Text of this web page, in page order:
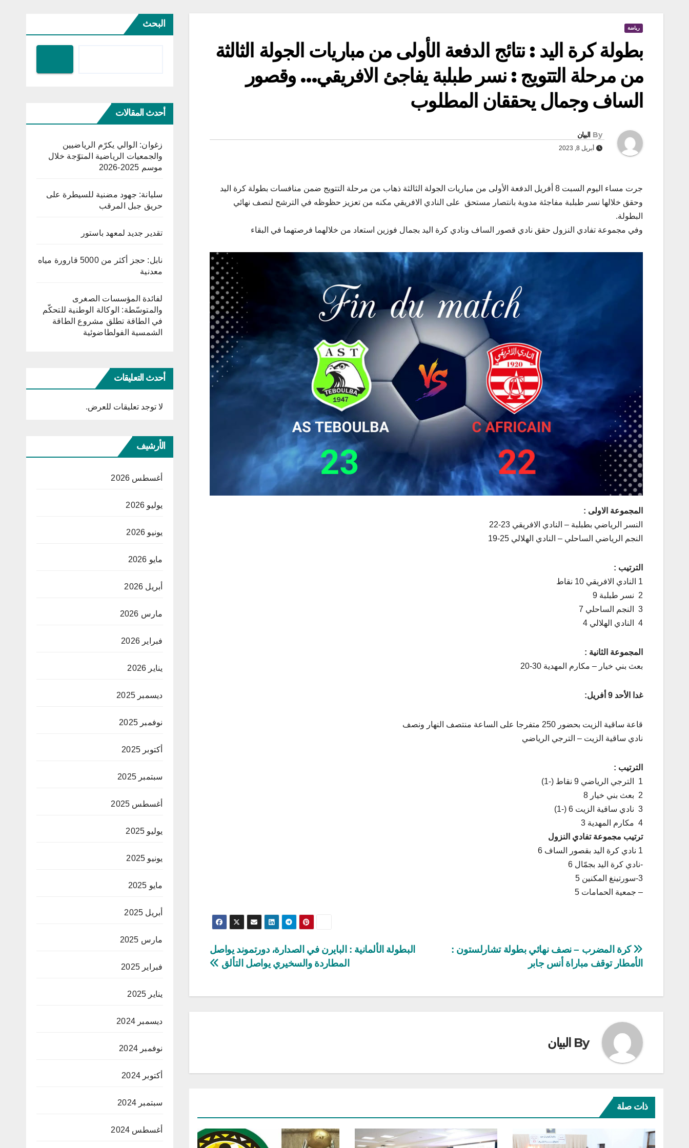
رياضة
بطولة كرة اليد : نتائج الدفعة الأولى من مباريات الجولة الثالثة
من مرحلة التتويج : نسر طبلبة يفاجئ الافريقي… وقصور
الساف وجمال يحققان المطلوب
By البيان
أبريل 8, 2023
جرت مساء اليوم السبت 8 أفريل الدفعة الأولى من مباريات الجولة الثالثة ذهاب من مرحلة التتويج ضمن منافسات بطولة كرة اليد
وحقق خلالها نسر طبلبة مفاجئة مدوية بانتصار مستحق على النادي الافريقي مكنه من تعزيز حظوظه في الترشح لنصف نهائي
البطولة.
وفي مجموعة تفادي النزول حقق نادي قصور الساف ونادي كرة اليد بجمال فوزين استعاد من خلالهما فرصتهما في البقاء
المجموعة الاولى :
النسر الرياضي بطبلبة – النادي الافريقي 23-22
النجم الرياضي الساحلي – النادي الهلالي 25-19
الترتيب :
1 النادي الافريقي 10 نقاط
2 نسر طبلبة 9
3 النجم الساحلي 7
4 النادي الهلالي 4
المجموعة الثانية :
بعث بني خيار – مكارم المهدية 30-20
غدا الأحد 9 أفريل:
قاعة ساقية الزيت بحضور 250 متفرجا على الساعة منتصف النهار ونصف
نادي ساقية الزيت – الترجي الرياضي
الترتيب :
1 الترجي الرياضي 9 نقاط (-1)
2 بعث بني خيار 8
3 نادي ساقية الزيت 6 (-1)
4 مكارم المهدية 3
ترتيب مجموعة تفادي النزول
1 نادي كرة اليد بقصور الساف 6
-نادي كرة اليد بجمّال 6
3-سورتينغ المكنين 5
– جمعية الحمامات 5
تصفّح
المقالات
البطولة الألمانية : البايرن في الصدارة، دورتموند يواصل
المطاردة والسخيري يواصل التألق
كرة المضرب – نصف نهائي بطولة تشارلستون :
الأمطار توقف مباراة أنس جابر
By البيان
ذات صلة
البحث
أحدث المقالات
زغوان: الوالي يكرّم الرياضيين
والجمعيات الرياضية المتوّجة خلال
موسم 2025-2026
سليانة: جهود مضنية للسيطرة على
حريق جبل المرقب
تقدير جديد لمعهد باستور
نابل: حجز أكثر من 5000 قارورة مياه
معدنية
لفائدة المؤسسات الصغرى
والمتوسّطة: الوكالة الوطنية للتحكّم
في الطاقة تطلق مشروع الطاقة
الشمسية الفولطاضوئية
أحدث التعليقات
لا توجد تعليقات للعرض.
الأرشيف
أغسطس 2026
يوليو 2026
يونيو 2026
مايو 2026
أبريل 2026
مارس 2026
فبراير 2026
يناير 2026
ديسمبر 2025
نوفمبر 2025
أكتوبر 2025
سبتمبر 2025
أغسطس 2025
يوليو 2025
يونيو 2025
مايو 2025
أبريل 2025
مارس 2025
فبراير 2025
يناير 2025
ديسمبر 2024
نوفمبر 2024
أكتوبر 2024
سبتمبر 2024
أغسطس 2024